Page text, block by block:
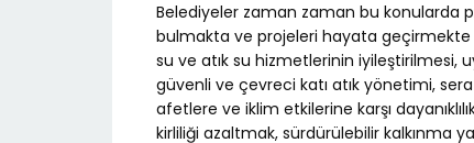
Belediyeler zaman zaman bu konularda
bulmakta ve projeleri hayata geçirmekte
su ve atık su hizmetlerinin iyileştirilmesi,
güvenli ve çevreci katı atık yönetimi, sera
afetlere ve iklim etkilerine karşı
kirliliği azaltmak, sürdürülebilir kalkınma